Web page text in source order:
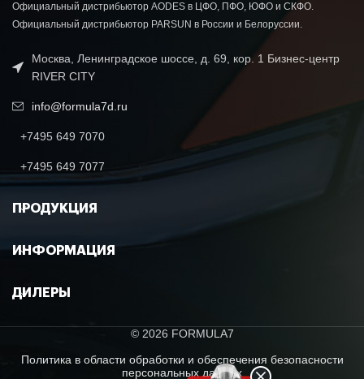
Официальный дистрибьютор AODES в ЦФО, ПФО, ЮФО и СКФО.
Официальный дистрибьютор PARSUN в России и Белоруссии.
Москва, Ленинградское шоссе, д. 69, кор. 1 Бизнес-центр
RIVER CITY
info@formula7d.ru
+7495 649 7070
+7495 649 7077
ПРОДУКЦИЯ
ИНФОРМАЦИЯ
ДИЛЕРЫ
© 2026 FORMULA7
Политика в области обработки и обеспечения безопасности
персональных данных